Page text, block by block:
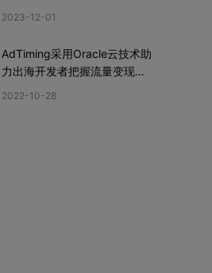
2023-12-01
AdTiming采用Oracle云技术助
力出海开发者把握流量变现新
2022-10-28